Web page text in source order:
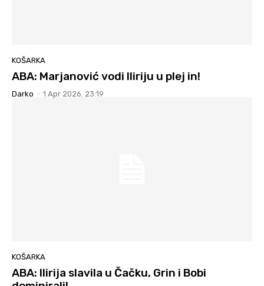
KOŠARKA
ABA: Marjanović vodi Iliriju u plej in!
Darko - 1 Apr 2026. 23:19
KOŠARKA
ABA: Ilirija slavila u Čačku, Grin i Bobi